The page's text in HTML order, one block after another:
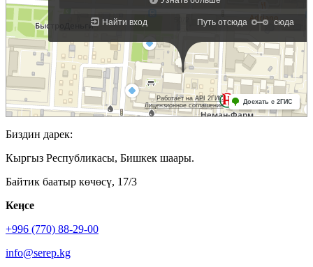
Биздин дарек:
Кыргыз Республикасы, Бишкек шаары.
Байтик баатыр көчөсү, 17/3
Кеӊсе
+996 (770) 88-29-00
info@serep.kg